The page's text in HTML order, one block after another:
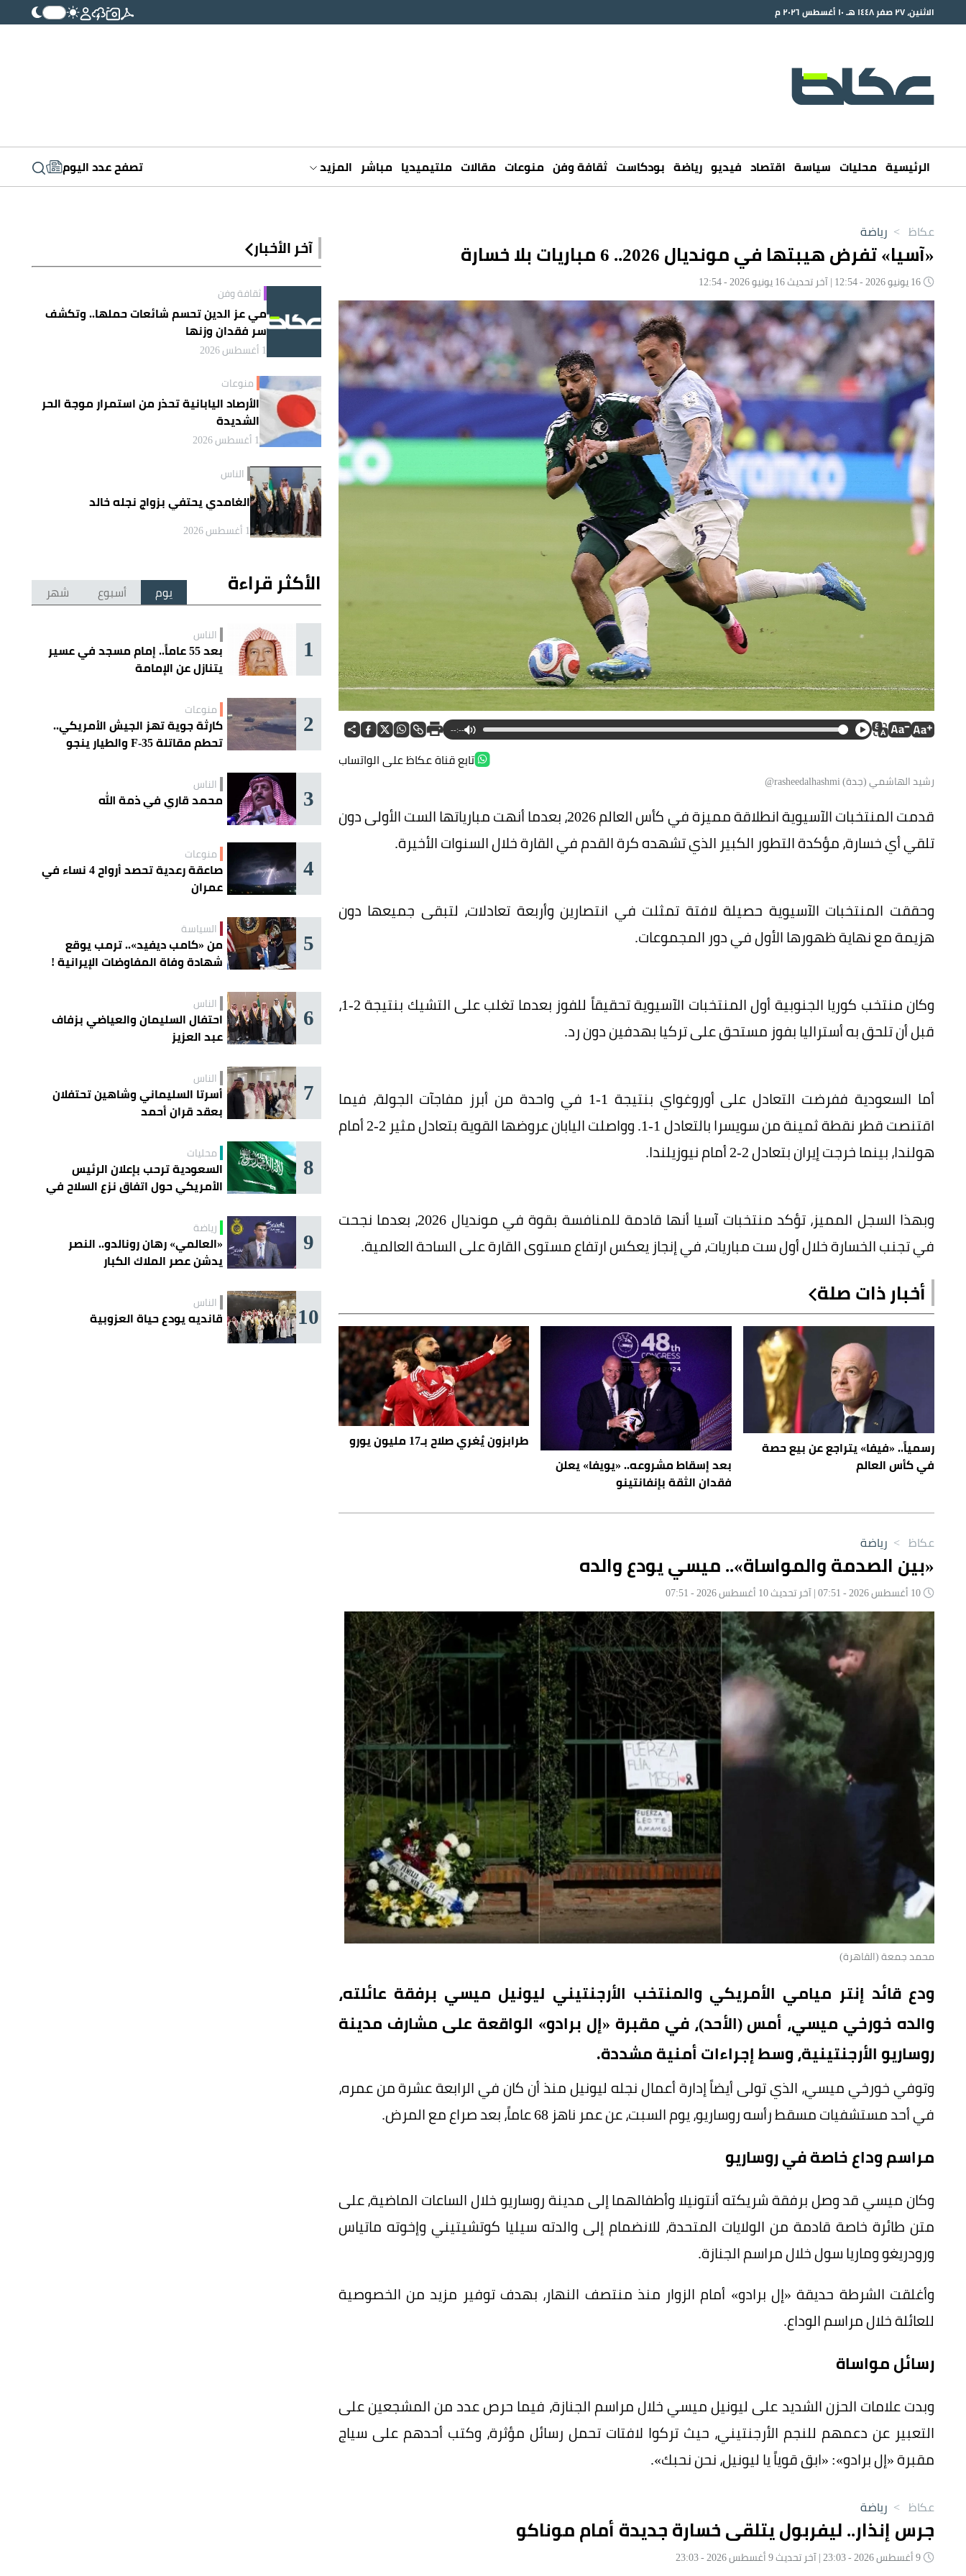
الاثنين، ٢٧ صفر ١٤٤٨ هـ ١٠ أغسطس ٢٠٢٦ م
الرئيسية محليات سياسة اقتصاد فيديو رياضة بودكاست ثقافة وفن منوعات مقالات ملتيميديا مباشر المزيد تصفح عدد اليوم
عكاظ > رياضة
«آسيا» تفرض هيبتها في مونديال 2026.. 6 مباريات بلا خسارة
--:--
تابع قناة عكاظ على الواتساب
رشيد الهاشمي (جدة) rasheedalhashmi@
قدمت المنتخبات الآسيوية انطلاقة مميزة في كأس العالم 2026، بعدما أنهت مبارياتها الست الأولى دون
تلقي أي خسارة، مؤكدة التطور الكبير الذي تشهده كرة القدم في القارة خلال السنوات الأخيرة.
وحققت المنتخبات الآسيوية حصيلة لافتة تمثلت في انتصارين وأربعة تعادلات، لتبقى جميعها دون
هزيمة مع نهاية ظهورها الأول في دور المجموعات.
وكان منتخب كوريا الجنوبية أول المنتخبات الآسيوية تحقيقاً للفوز بعدما تغلب على التشيك بنتيجة 2-1،
قبل أن تلحق به أستراليا بفوز مستحق على تركيا بهدفين دون رد.
أما السعودية ففرضت التعادل على أوروغواي بنتيجة 1-1 في واحدة من أبرز مفاجآت الجولة، فيما
اقتنصت قطر نقطة ثمينة من سويسرا بالتعادل 1-1. وواصلت اليابان عروضها القوية بتعادل مثير 2-2 أمام
هولندا، بينما خرجت إيران بتعادل 2-2 أمام نيوزيلندا.
وبهذا السجل المميز، تؤكد منتخبات آسيا أنها قادمة للمنافسة بقوة في مونديال 2026، بعدما نجحت
في تجنب الخسارة خلال أول ست مباريات، في إنجاز يعكس ارتفاع مستوى القارة على الساحة العالمية.
أخبار ذات صلة
رسمياً.. «فيفا» يتراجع عن بيع حصة
في كأس العالم
بعد إسقاط مشروعه.. «يويفا» يعلن
فقدان الثقة بإنفانتينو
طرابزون يُغري صلاح بـ17 مليون يورو
آخر الأخبار
ثقافة وفن
مي عز الدين تحسم شائعات حملها.. وتكشف
سر فقدان وزنها
1 أغسطس 2026
منوعات
الأرصاد اليابانية تحذر من استمرار موجة الحر
الشديدة
1 أغسطس 2026
الناس
الغامدي يحتفي بزواج نجله خالد
1 أغسطس 2026
الأكثر قراءة يوم أسبوع شهر
1 الناس
بعد 55 عاماً.. إمام مسجد في عسير
يتنازل عن الإمامة
2 منوعات
كارثة جوية تهز الجيش الأمريكي..
تحطم مقاتلة F-35 والطيار ينجو
3 الناس
محمد قاري في ذمة الله
4 منوعات
صاعقة رعدية تحصد أرواح 4 نساء في
عمران
5 السياسة
من «كامب ديفيد».. ترمب يوقع
شهادة وفاة المفاوضات الإيرانية !
6 الناس
احتفال السليمان والعياضي بزفاف
عبد العزيز
7 الناس
أسرتا السليماني وشاهين تحتفلان
بعقد قران أحمد
8 محليات
السعودية ترحب بإعلان الرئيس
الأمريكي حول اتفاق نزع السلاح في
9 رياضة
«العالمي» رهان رونالدو.. النصر
يدشن عصر الملاك الكبار
10 الناس
قانديه يودع حياة العزوبية
عكاظ > رياضة
«بين الصدمة والمواساة».. ميسي يودع والده
محمد جمعة (القاهرة)
ودع قائد إنتر ميامي الأمريكي والمنتخب الأرجنتيني ليونيل ميسي برفقة عائلته،
والده خورخي ميسي، أمس (الأحد)، في مقبرة «إل برادو» الواقعة على مشارف مدينة
روساريو الأرجنتينية، وسط إجراءات أمنية مشددة.
وتوفي خورخي ميسي، الذي تولى أيضاً إدارة أعمال نجله ليونيل منذ أن كان في الرابعة عشرة من عمره،
في أحد مستشفيات مسقط رأسه روساريو، يوم السبت، عن عمر ناهز 68 عاماً، بعد صراع مع المرض.
مراسم وداع خاصة في روساريو
وكان ميسي قد وصل برفقة شريكته أنتونيلا وأطفالهما إلى مدينة روساريو خلال الساعات الماضية، على
متن طائرة خاصة قادمة من الولايات المتحدة، للانضمام إلى والدته سيليا كوتشيتيني وإخوته ماتياس
ورودريغو وماريا سول خلال مراسم الجنازة.
وأغلقت الشرطة حديقة «إل برادو» أمام الزوار منذ منتصف النهار، بهدف توفير مزيد من الخصوصية
للعائلة خلال مراسم الوداع.
رسائل مواساة
وبدت علامات الحزن الشديد على ليونيل ميسي خلال مراسم الجنازة، فيما حرص عدد من المشجعين على
التعبير عن دعمهم للنجم الأرجنتيني، حيث تركوا لافتات تحمل رسائل مؤثرة، وكتب أحدهم على سياج
مقبرة «إل برادو»: «ابق قوياً يا ليونيل، نحن نحبك».
عكاظ > رياضة
جرس إنذار.. ليفربول يتلقى خسارة جديدة أمام موناكو